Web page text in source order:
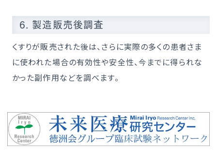
6. 製造販売後調査
くすりが販売された後は、さらに実際の多くの患者さま
に使われた場合の有効性や安全性、今までに得られな
かった副作用などを調べます。